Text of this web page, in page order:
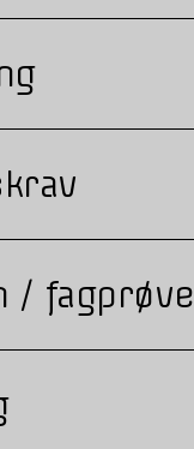
/ fagprøve